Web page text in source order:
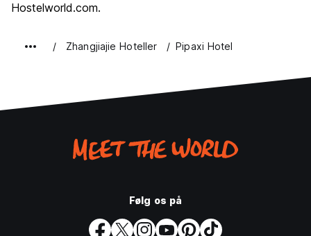
Hostelworld.com.
Zhangjiajie Hoteller Pipaxi Hotel
Følg os på